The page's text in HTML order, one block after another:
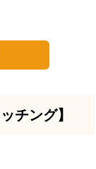
チング】